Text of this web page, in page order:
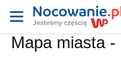
Mapa miasta -